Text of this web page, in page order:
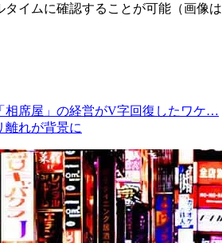
イムに確認することが可能（画像は
相席屋」の経営がV字回復したワケ…
離れが背景に